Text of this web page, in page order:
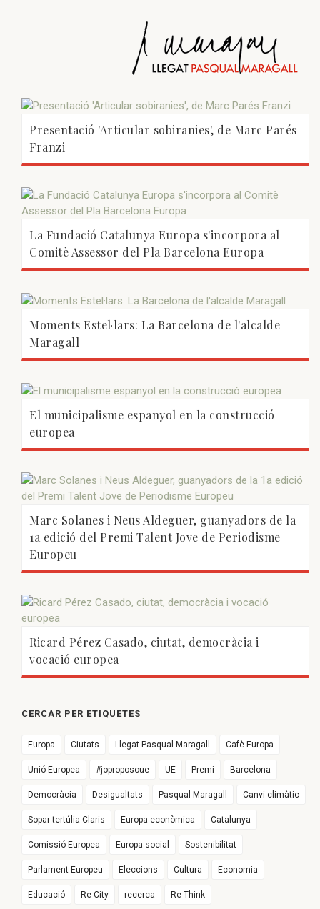
Presentació 'Articular sobiranies', de Marc Parés
Franzi
La Fundació Catalunya Europa s'incorpora al
Comitè Assessor del Pla Barcelona Europa
Moments Estel·lars: La Barcelona de l'alcalde
Maragall
El municipalisme espanyol en la construcció
europea
Marc Solanes i Neus Aldeguer, guanyadors de la
1a edició del Premi Talent Jove de Periodisme
Europeu
Ricard Pérez Casado, ciutat, democràcia i
vocació europea
CERCAR PER ETIQUETES
Europa Ciutats Llegat Pasqual Maragall Cafè Europa
Unió Europea #joproposoue UE Premi Barcelona
Democràcia Desigualtats Pasqual Maragall Canvi climàtic
Sopar-tertúlia Claris Europa econòmica Catalunya
Comissió Europea Europa social Sostenibilitat
Parlament Europeu Eleccions Cultura Economia
Educació Re-City recerca Re-Think